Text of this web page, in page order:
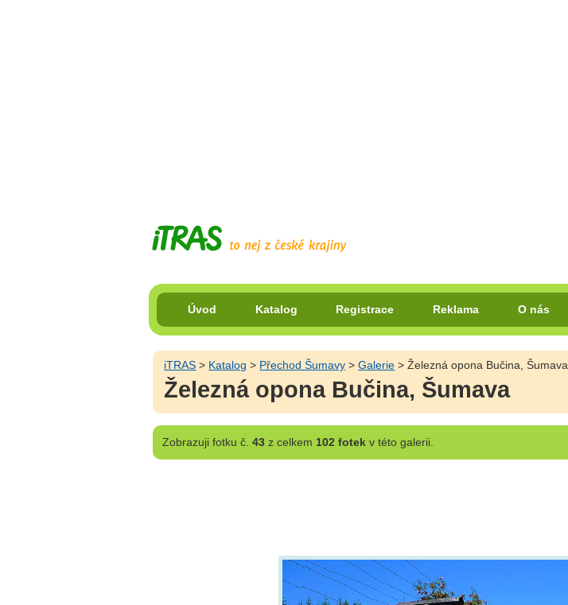
Úvod Katalog Registrace Reklama O nás
iTRAS > Katalog > Přechod Šumavy >Galerie > Železná opona Bučina, Šumava
Železná opona Bučina, Šumava
Zobrazujifotku č. 43z celkem 102 fotekv této galerii.